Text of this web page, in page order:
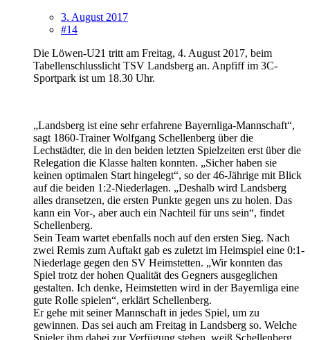
3. August 2017
#14
Die Löwen-U21 tritt am Freitag, 4. August 2017, beim
Tabellenschlusslicht TSV Landsberg an. Anpfiff im 3C-
Sportpark ist um 18.30 Uhr.
„Landsberg ist eine sehr erfahrene Bayernliga-Mannschaft“,
sagt 1860-Trainer Wolfgang Schellenberg über die
Lechstädter, die in den beiden letzten Spielzeiten erst über die
Relegation die Klasse halten konnten. „Sicher haben sie
keinen optimalen Start hingelegt“, so der 46-Jährige mit Blick
auf die beiden 1:2-Niederlagen. „Deshalb wird Landsberg
alles dransetzen, die ersten Punkte gegen uns zu holen. Das
kann ein Vor-, aber auch ein Nachteil für uns sein“, findet
Schellenberg.
Sein Team wartet ebenfalls noch auf den ersten Sieg. Nach
zwei Remis zum Auftakt gab es zuletzt im Heimspiel eine 0:1-
Niederlage gegen den SV Heimstetten. „Wir konnten das
Spiel trotz der hohen Qualität des Gegners ausgeglichen
gestalten. Ich denke, Heimstetten wird in der Bayernliga eine
gute Rolle spielen“, erklärt Schellenberg.
Er gehe mit seiner Mannschaft in jedes Spiel, um zu
gewinnen. Das sei auch am Freitag in Landsberg so. Welche
Spieler ihm dabei zur Verfügung stehen, weiß Schellenberg